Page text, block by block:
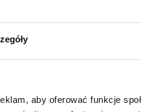
aby oferować funkcje